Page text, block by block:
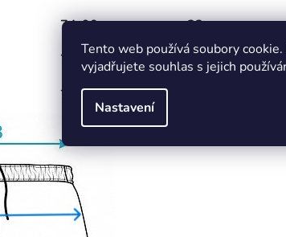
Tento web používá soubory
vyjadřujete souhlas s jejich
Nastavení
74-90cm 23cm
76-92cm 24cm
78-94cm